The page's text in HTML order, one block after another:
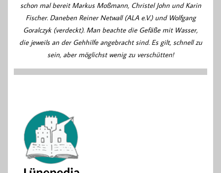
schon mal bereit Markus Moßmann, Christel John und Karin
Fischer. Daneben Reiner Netwall (ALA e.V.) und Wolfgang
Goralczyk (verdeckt). Man beachte die Gefäße mit Wasser,
die jeweils an der Gehhilfe angebracht sind. Es gilt, schnell zu
sein, aber möglichst wenig zu verschütten!